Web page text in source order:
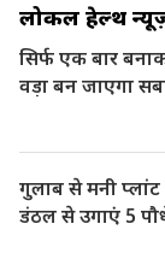
लोकल हेल्थ
सिर्फ एक बार
वड़ा बन जाएगा
गुलाब से मनी
डंठल से उगाएं 5